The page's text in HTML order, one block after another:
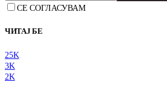
СЕ СОГЛАСУВАМ
ЧИТАЈ БЕ
25K
3K
2K